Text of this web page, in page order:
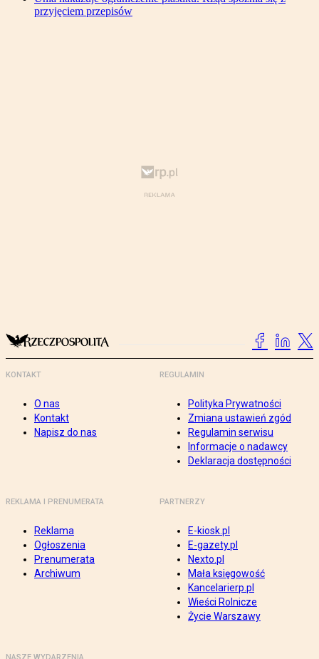
przyjęciem przepisów
KONTAKT
O nas
Kontakt
Napisz do nas
REGULAMIN
Polityka Prywatności
Zmiana ustawień zgód
Regulamin serwisu
Informacje o nadawcy
Deklaracja dostępności
REKLAMA I PRENUMERATA
Reklama
Ogłoszenia
Prenumerata
Archiwum
PARTNERZY
E-kiosk.pl
E-gazety.pl
Nexto.pl
Mała księgowość
Kancelarierp.pl
Wieści Rolnicze
Życie Warszawy